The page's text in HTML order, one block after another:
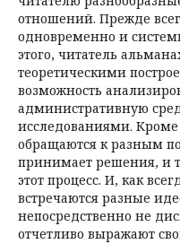
отношений. Прежде
одновременно и
этого, читатель
теоретическими
возможность
административную
исследованиями. Кроме
обращаются к разным
принимает решения, и
этот процесс. И, как
встречаются разные
непосредственно не
отчетливо выражают